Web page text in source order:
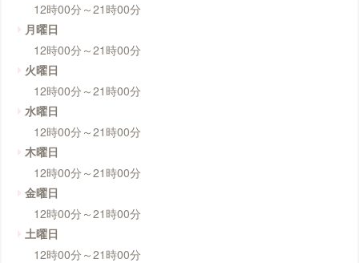
12時00分～21時00分
月曜日
12時00分～21時00分
火曜日
12時00分～21時00分
水曜日
12時00分～21時00分
木曜日
12時00分～21時00分
金曜日
12時00分～21時00分
土曜日
12時00分～21時00分